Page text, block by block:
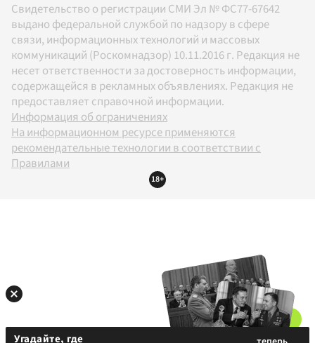
Свидетельство о регистрации СМИ Эл № ФС77-67642
выдано федеральной службой по надзору в сфере
связи, информационных технологий и массовых
коммуникаций (Роскомнадзор) 10.11.2016 г. Редакция не
несет ответственности за достоверность информации,
содержащейся в рекламных объявлениях. Редакция не
предоставляет справочной информации.
Информация об ограничениях
На информационном ресурсе применяются
рекомендательные технологии в соответствии с
Правилами
18+
Угадайте, где